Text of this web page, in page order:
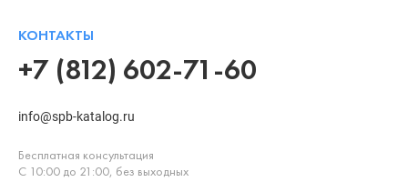
КОНТАКТЫ
+7 (812) 602-71-60
info@spb-katalog.ru
Бесплатная консультация
С 10:00 до 21:00, без выходных